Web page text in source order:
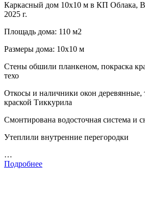
Каркасный дом 10х10 м в КП Облака,
2025 г.
Площадь дома: 110 м2
Размеры дома: 10х10 м
Стены обшили планкеном, покраска
техо
Откосы и наличники окон
краской Тиккурила
Смонтирована водосточная система и
Утеплили внутренние перегородки
…
Подробнее